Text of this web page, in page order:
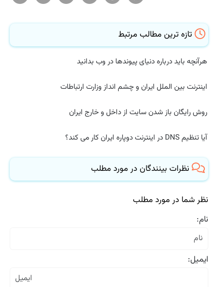
تازه ترین مطالب مرتبط
هرآنچه باید درباره دنیای پیوندها در وب بدانید
اینترنت بین الملل ایران و چشم انداز وزارت ارتباطات
روش رایگان باز شدن سایت از داخل و خارج ایران
آیا تنظیم DNS در اینترنت دوپاره ایران کار می کند؟
نظرات بینندگان در مورد مطلب
نظر شما در مورد مطلب
نام:
ایمیل: